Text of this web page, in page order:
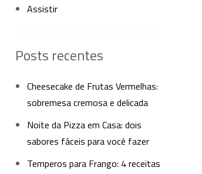
Assistir
Posts recentes
Cheesecake de Frutas Vermelhas:
sobremesa cremosa e delicada
Noite da Pizza em Casa: dois
sabores fáceis para você fazer
Temperos para Frango: 4 receitas